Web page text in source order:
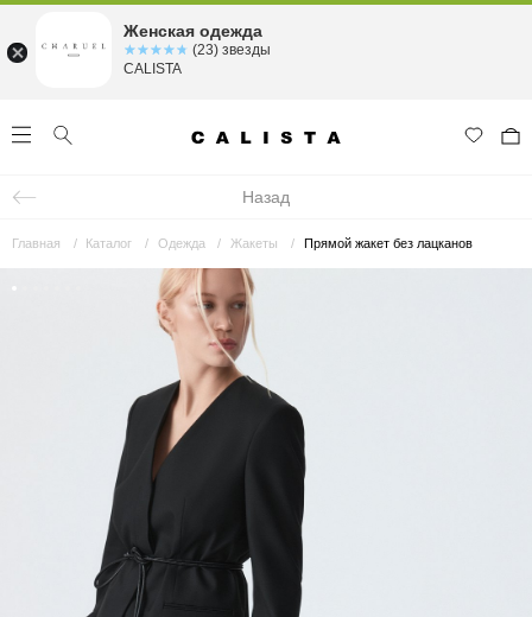
Назад
Главная Каталог Одежда Жакеты Прямой жакет без лацканов
Женская одежда
☆☆☆☆☆
★★★★★ (23) звезды
CALISTA